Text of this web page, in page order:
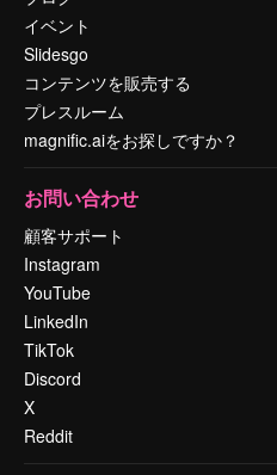
イベント
Slidesgo
コンテンツを販売する
プレスルーム
magnific.aiをお探しですか？
お問い合わせ
顧客サポート
Instagram
YouTube
LinkedIn
TikTok
Discord
X
Reddit